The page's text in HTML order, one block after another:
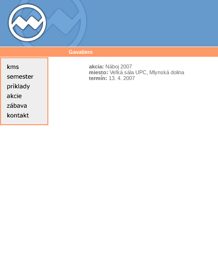
Gavaliero
akcia: Náboj 2007
miesto: Veľká sála UPC, Mlynská dolina
termín: 13. 4. 2007